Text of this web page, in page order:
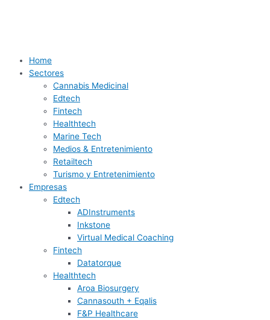
Home
Sectores
Cannabis Medicinal
Edtech
Fintech
Healthtech
Marine Tech
Medios & Entretenimiento
Retailtech
Turismo y Entretenimiento
Empresas
Edtech
ADInstruments
Inkstone
Virtual Medical Coaching
Fintech
Datatorque
Healthtech
Aroa Biosurgery
Cannasouth + Eqalis
F&P Healthcare
ganadora
innovación
Nueva
mejor
tecnología